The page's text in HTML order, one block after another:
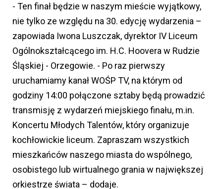
- Ten finał będzie w naszym mieście wyjątkowy,
nie tylko ze względu na 30. edycję wydarzenia –
zapowiada Iwona Luszczak, dyrektor IV Liceum
Ogólnokształcącego im. H.C. Hoovera w Rudzie
Śląskiej - Orzegowie. - Po raz pierwszy
uruchamiamy kanał WOŚP TV, na którym od
godziny 14:00 połączone sztaby będą prowadzić
transmisję z wydarzeń miejskiego finału, m.in.
Koncertu Młodych Talentów, który organizuje
kochłowickie liceum. Zapraszam wszystkich
mieszkańców naszego miasta do wspólnego,
osobistego lub wirtualnego grania w największej
orkiestrze świata – dodaje.